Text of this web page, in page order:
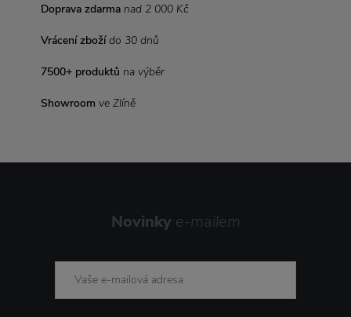
Doprava zdarma nad 2 000 Kč
Vrácení zbožído 30 dnů
7500+ produktů na výběr
Showroom ve Zlíně
Novinky e-mailem